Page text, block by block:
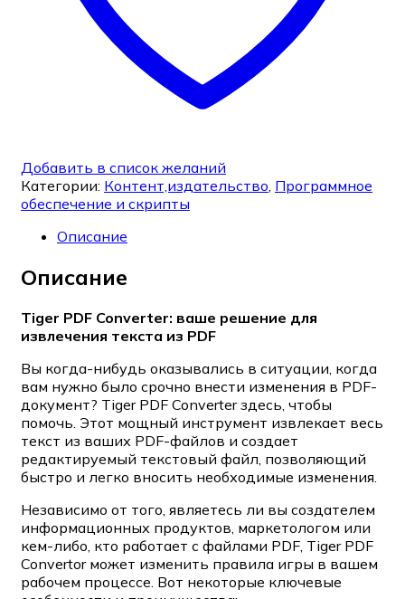
Добавить в список желаний
Категории: Контент,издательство, Программное
обеспечение и скрипты
Описание
Описание
Tiger PDF Converter: ваше решение для
извлечения текста из PDF
Вы когда-нибудь оказывались в ситуации, когда
вам нужно было срочно внести изменения в PDF-
документ? Tiger PDF Converter здесь, чтобы
помочь. Этот мощный инструмент извлекает весь
текст из ваших PDF-файлов и создает
редактируемый текстовый файл, позволяющий
быстро и легко вносить необходимые изменения.
Независимо от того, являетесь ли вы создателем
информационных продуктов, маркетологом или
кем-либо, кто работает с файлами PDF, Tiger PDF
Convertor может изменить правила игры в вашем
рабочем процессе. Вот некоторые ключевые